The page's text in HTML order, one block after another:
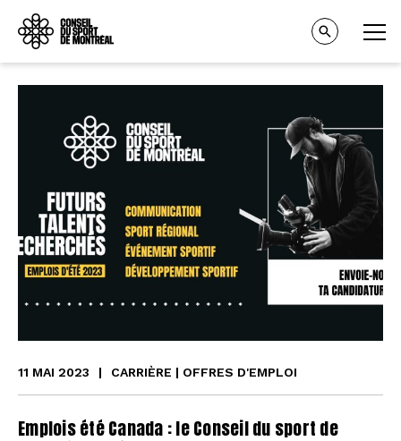
11 MAI 2023 | CARRIÈRE | OFFRES D'EMPLOI
Emplois été Canada : le Conseil du sport de